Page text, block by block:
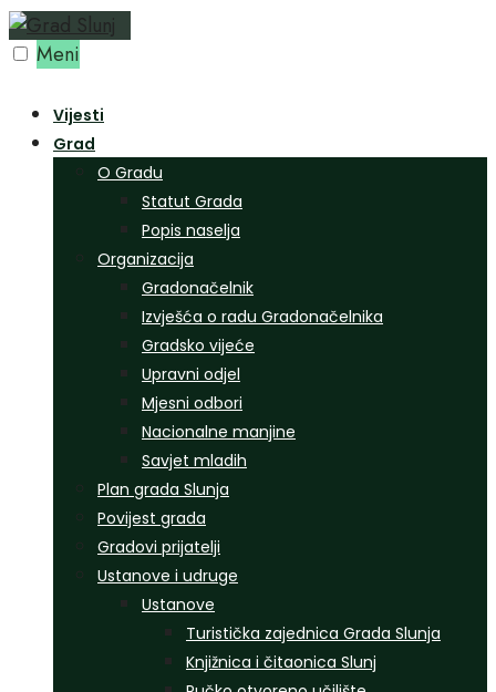
Preskoči
na Meni
Vijesti
Grad
O Gradu
Statut Grada
Popis naselja
Organizacija
Gradonačelnik
Izvješća o radu Gradonačelnika
Gradsko vijeće
Upravni odjel
Mjesni odbori
Nacionalne manjine
Savjet mladih
Plan grada Slunja
Povijest grada
Gradovi prijatelji
Ustanove i udruge
Ustanove
Turistička zajednica Grada Slunja
Knjižnica i čitaonica Slunj